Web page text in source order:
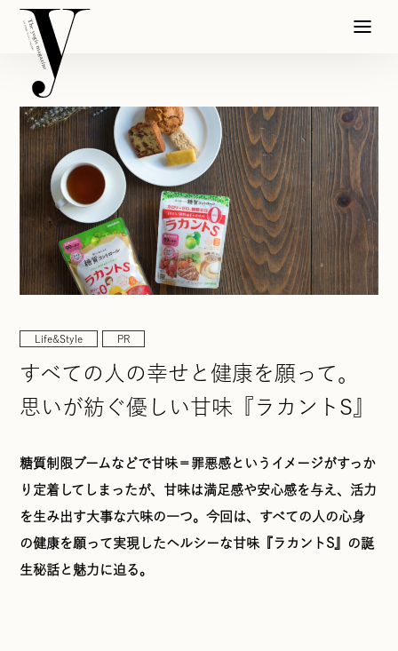
Life&Style PR
すべての人の幸せと健康を願って。
思いが紡ぐ優しい甘味『ラカントS』
糖質制限ブームなどで甘味＝罪悪感というイメージがすっか
り定着してしまったが、甘味は満足感や安心感を与え、活力
を生み出す大事な六味の一つ。今回は、すべての人の心身
の健康を願って実現したヘルシーな甘味『ラカントS』の誕
生秘話と魅力に迫る。